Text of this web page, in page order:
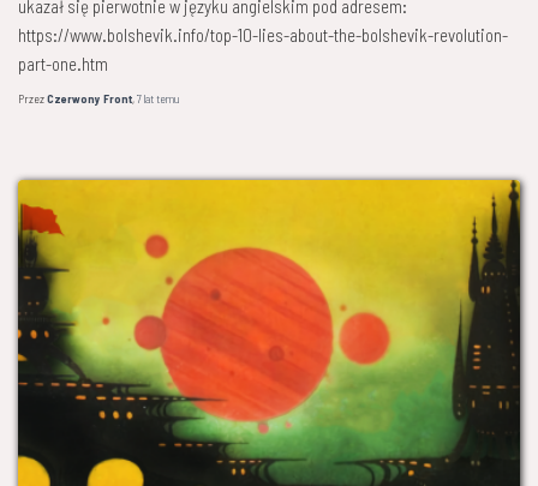
ukazał się pierwotnie w języku angielskim pod adresem:
https://www.bolshevik.info/top-10-lies-about-the-bolshevik-revolution-
part-one.htm
PrzezCzerwony Front,7 lattemu